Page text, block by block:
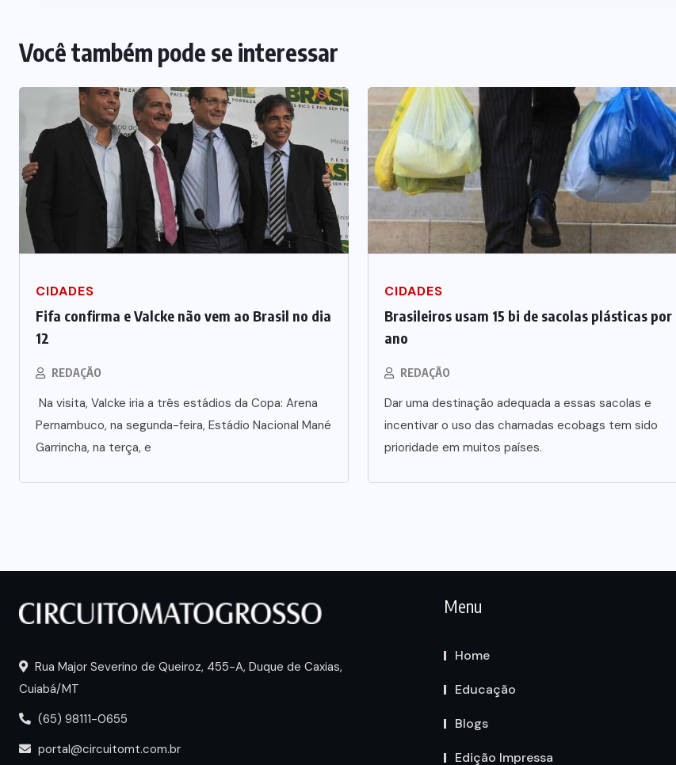
Você também pode se interessar
CIDADES
Fifa confirma e Valcke não vem ao Brasil no dia
12
REDAÇÃO
Na visita, Valcke iria a três estádios da Copa: Arena
Pernambuco, na segunda-feira, Estádio Nacional Mané
Garrincha, na terça, e
CIDADES
Brasileiros usam 15 bi de sacolas plásticas por
ano
REDAÇÃO
Dar uma destinação adequada a essas sacolas e
incentivar o uso das chamadas ecobags tem sido
prioridade em muitos países.
MDB implode chapa para
deputado federal e concentra
forças no Senado e na Assembleia
6 DE AGOSTO DE 2026
úteis de alimentação em Mato
Grosso, aponta levantamento
6 DE AGOSTO DE 2026
Rua Major Severino de Queiroz, 455-A, Duque de Caxias,
Cuiabá/MT
(65) 98111-0655
portal@circuitomt.com.br
Menu
Home
Educação
Blogs
Edição Impressa